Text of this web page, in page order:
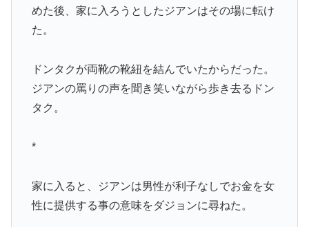
めた後、家に入ろうとしたジアンはその場に転け
た。
ドンタクが両靴の靴紐を結んでいたからだった。
ジアンの罵りの声を聞き笑いながら歩き去るドン
タク。
*
家に入ると、ジアンは男性が利子なしでお金を女
性に提供する事の意味をダジョンに尋ねた。